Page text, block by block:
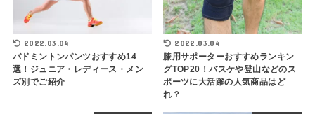
2022.03.04
バドミントンパンツおすすめ14
選！ジュニア・レディース・メン
ズ別でご紹介
2022.03.04
膝用サポーターおすすめランキン
グTOP20！バスケや登山などのス
ポーツに大活躍の人気商品はど
れ？